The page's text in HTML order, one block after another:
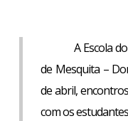
A Escola
de Mesquita –
de abril,
com os